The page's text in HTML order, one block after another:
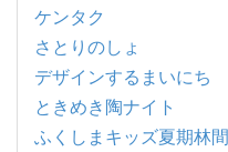
ケンタク
さとりのしょ
デザインするまいにち
ときめき陶ナイト
ふくしまキッズ夏期林